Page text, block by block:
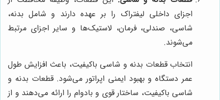
اجزای داخلی لیفتراک را بر عهده دارند و شامل بدنه،
شاسی، صندلی، فرمان، لاستیک‌ها و سایر اجزای مرتبط
می‌شوند.
انتخاب قطعات بدنه و شاسی باکیفیت، باعث افزایش طول
عمر دستگاه و بهبود ایمنی اپراتور می‌شود. قطعات بدنه و
شاسی باکیفیت، ساختار قوی و بادوام را ارائه می‌دهند و از